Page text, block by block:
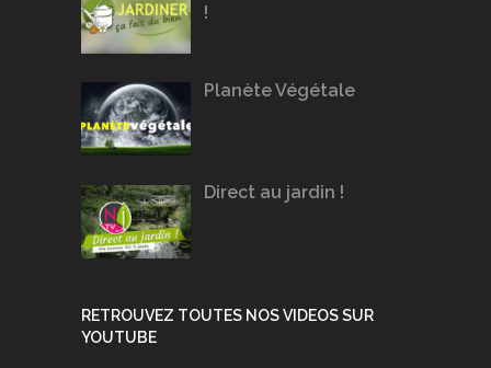
!
Planète Végétale
Direct au jardin !
RETROUVEZ TOUTES NOS VIDEOS SUR
YOUTUBE